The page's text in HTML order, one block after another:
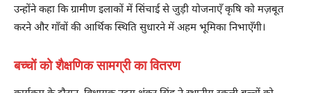
उन्होंने कहा कि ग्रामीण इलाकों में सिंचाई से जुड़ी योजनाएँ कृषि को मज़बूत
करने और गाँवों की आर्थिक स्थिति सुधारने में अहम भूमिका निभाएँगी।
बच्चों को शैक्षणिक सामग्री का वितरण